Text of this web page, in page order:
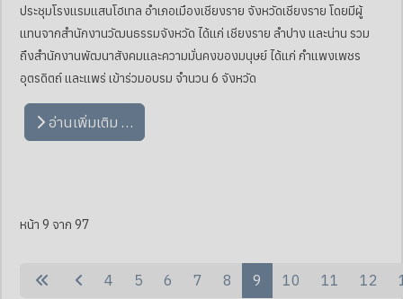
ประชุมโรงแรมแสนโฮเทล อำเภอเมืองเชียงราย จังหวัดเชียงราย โดยมีผู้
แทนจากสำนักงานวัฒนธรรมจังหวัด ได้แก่ เชียงราย ลำปาง และน่าน รวม
ถึงสำนักงานพัฒนาสังคมและความมั่นคงของมนุษย์ ได้แก่ กำแพงเพชร
อุตรดิตถ์ และแพร่ เข้าร่วมอบรม จำนวน 6 จังหวัด
อ่านเพิ่มเติม …
หน้า 9 จาก 97
4 5 6 7 8 9 10 11 12